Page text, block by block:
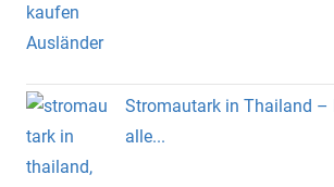
Stromautark in Thailand –
alle...